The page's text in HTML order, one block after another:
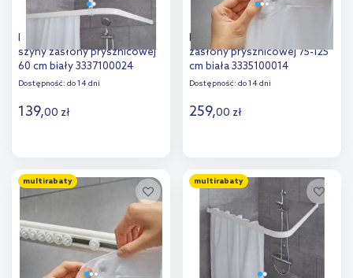
Kleine Wolke wspornik do
szyny zasłony prysznicowej
60 cm biały 3337100024
Dostępność: do 14 dni
139,00 zł
Dodaj do
porównania
Kleine Wolke szyna do
zasłony prysznicowej 75-125
cm biała 3335100014
Dostępność: do 14 dni
259,00 zł
Dodaj do
porównania
multirabaty multirabaty